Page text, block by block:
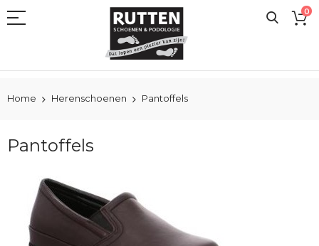
naar
0
Home Herenschoenen Pantoffels
Pantoffels